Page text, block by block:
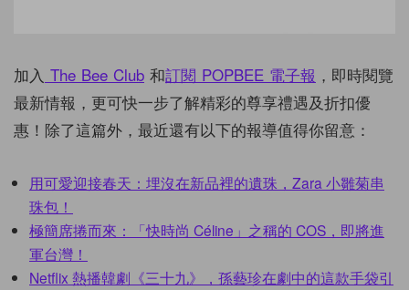
加入 The Bee Club 和訂閱 POPBEE 電子報 ，即時閱覽
最新情報，更可快一步了解精彩的尊享禮遇及折扣優
惠！除了這篇外，最近還有以下的報導值得你留意：
用可愛迎接春天：埋沒在新品裡的遺珠，Zara 小雛菊串
珠包！
極簡席捲而來：「快時尚 Céline」之稱的 COS，即將進
軍台灣！
Netflix 熱播韓劇《三十九》，孫藝珍在劇中的這款手袋引